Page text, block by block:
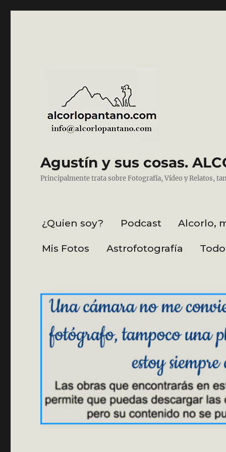
Agustín y sus cosas.
Principalmente trata sobre Fotografía, Vídeo y Relatos,
¿Quien soy? Podcast Alcorlo,
Mis Fotos Astrofotografía